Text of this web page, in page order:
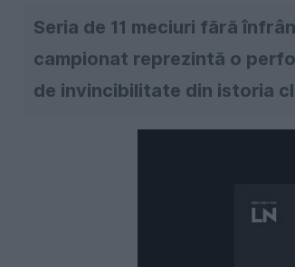
Seria de 11 meciuri fără
campionat reprezintă o
de invincibilitate din istoria